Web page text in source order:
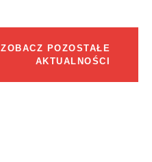
ZOBACZ POZOSTAŁE
AKTUALNOŚCI